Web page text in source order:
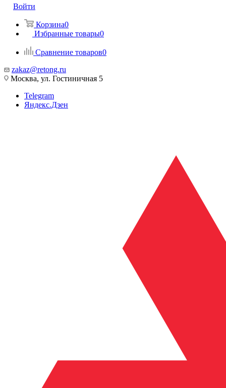
Войти
Корзина0
Избранные товары0
Сравнение товаров0
zakaz@retong.ru
Москва, ул. Гостиничная 5
Telegram
Яндекс.Дзен